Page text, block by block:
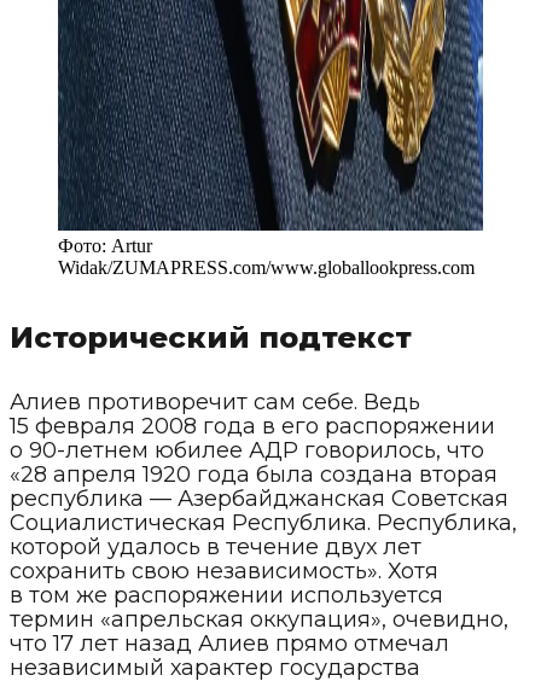
Фото: Artur
Widak/ZUMAPRESS.com/www.globallookpress.com
Исторический подтекст
Алиев противоречит сам себе. Ведь
15 февраля 2008 года в его распоряжении
о 90-летнем юбилее АДР говорилось, что
«28 апреля 1920 года была создана вторая
республика — Азербайджанская Советская
Социалистическая Республика. Республика,
которой удалось в течение двух лет
сохранить свою независимость». Хотя
в том же распоряжении используется
термин «апрельская оккупация», очевидно,
что 17 лет назад Алиев прямо отмечал
независимый характер государства